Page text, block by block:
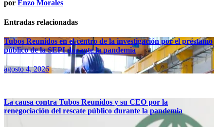
por Enzo Morales
Entradas relacionadas
Tubos Reunidos en el centro de la investigación por el préstamo
público de la SEPI durante la pandemia
agosto 4, 2026
La causa contra Tubos Reunidos y su CEO por la
renegociación del rescate público durante la pandemia